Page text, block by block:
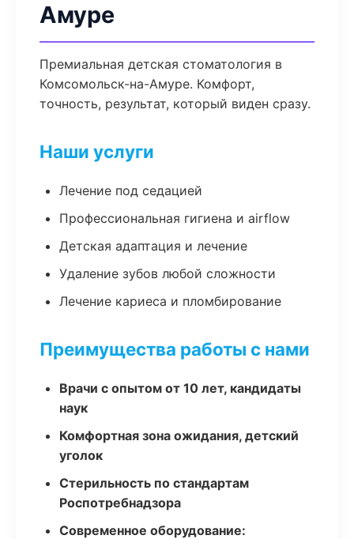
Амуре
Премиальная детская стоматология в
Комсомольск-на-Амуре. Комфорт,
точность, результат, который виден сразу.
Наши услуги
Лечение под седацией
Профессиональная гигиена и airflow
Детская адаптация и лечение
Удаление зубов любой сложности
Лечение кариеса и пломбирование
Преимущества работы с нами
Врачи с опытом от 10 лет, кандидаты
наук
Комфортная зона ожидания, детский
уголок
Стерильность по стандартам
Роспотребнадзора
Современное оборудование: